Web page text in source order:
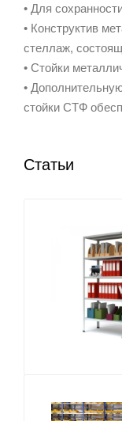
• Для
• Конструктив
стеллаж,
• Стойки
•
стойки СТФ
Статьи